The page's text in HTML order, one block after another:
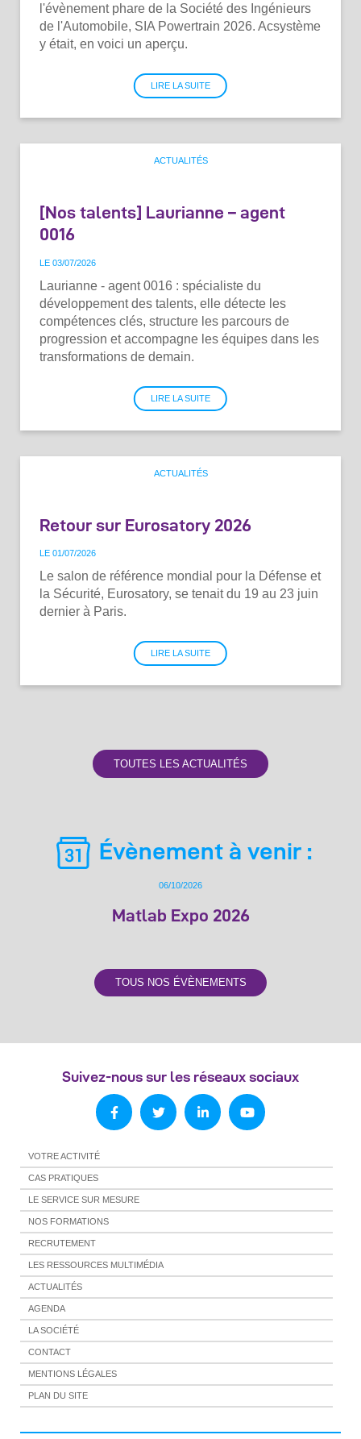
l'évènement phare de la Société des Ingénieurs
de l'Automobile, SIA Powertrain 2026. Acsystème
y était, en voici un aperçu.
LIRE LA SUITE
ACTUALITÉS
[Nos talents] Laurianne – agent
0016
LE 03/07/2026
Laurianne - agent 0016 : spécialiste du
développement des talents, elle détecte les
compétences clés, structure les parcours de
progression et accompagne les équipes dans les
transformations de demain.
LIRE LA SUITE
ACTUALITÉS
Retour sur Eurosatory 2026
LE 01 /07/2026
Le salon de référence mondial pour la Défense et
la Sécurité, Eurosatory, se tenait du 19 au 23 juin
dernier à Paris.
LIRE LA SUITE
TOUTES LES ACTUALITÉS
Évènement à venir :
06/10/2026
Matlab Expo 2026
TOUS NOS ÉVÈNEMENTS
VOTRE ACTIVITÉ
CAS PRATIQUES
LE SERVICE SUR MESURE
NOS FORMATIONS
RECRUTEMENT
LES RESSOURCES MULTIMÉDIA
ACTUALITÉS
AGENDA
LA SOCIÉTÉ
CONTACT
MENTIONS LÉGALES
PLAN DU SITE
Suivez-nous sur les réseaux sociaux